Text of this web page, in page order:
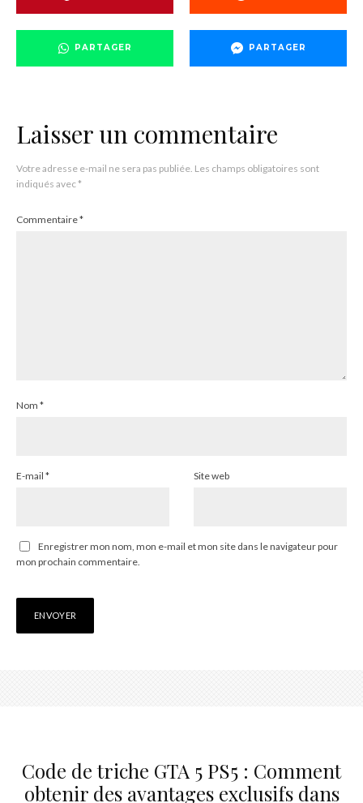
PARTAGER PARTAGER
Laisser un commentaire
Votre adresse e-mail ne sera pas publiée. Les champs obligatoires sont
indiqués avec*
Commentaire*
Nom *
E-mail * Site web
Enregistrer mon nom, mon e-mail et mon site dans le navigateur pour
mon prochain commentaire.
Code de triche GTA 5 PS5 : Comment
obtenir des avantages exclusifs dans